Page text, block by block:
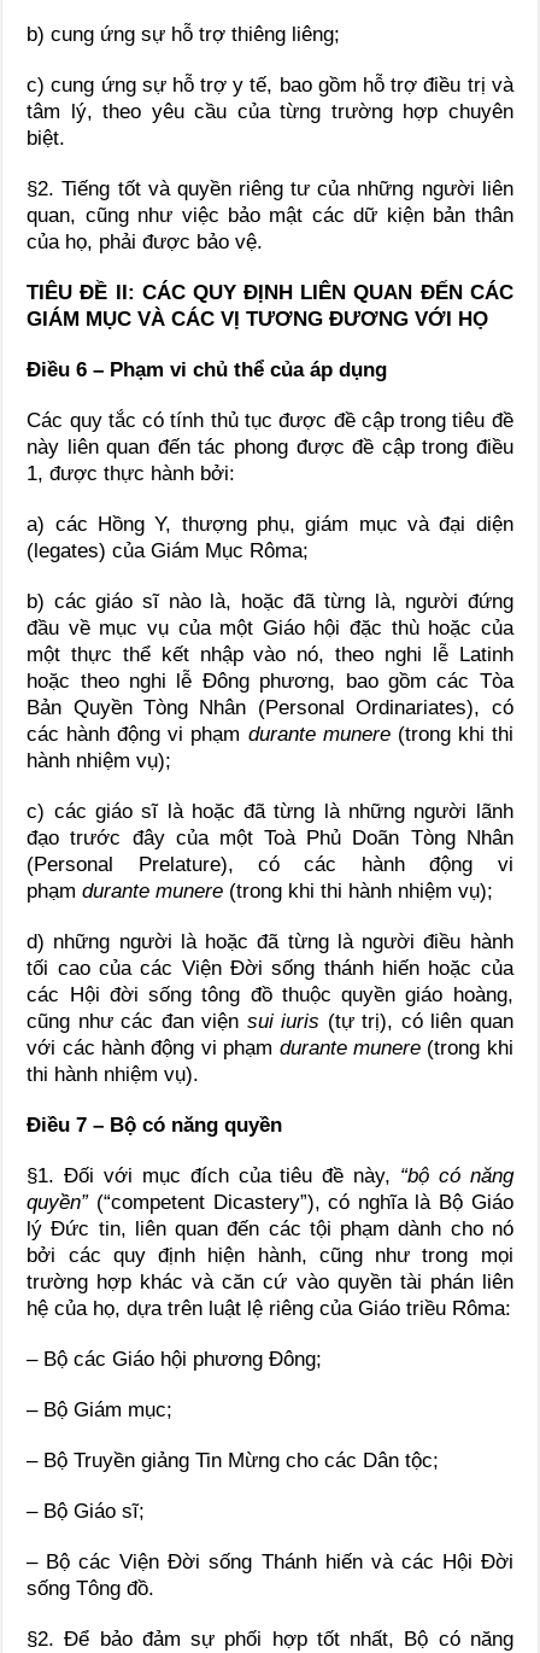
b) cung ứng sự hỗ trợ thiêng liêng;
c) cung ứng sự hỗ trợ y tế, bao gồm hỗ trợ điều trị và
tâm lý, theo yêu cầu của từng trường hợp chuyên
biệt.
§2. Tiếng tốt và quyền riêng tư của những người liên
quan, cũng như việc bảo mật các dữ kiện bản thân
của họ, phải được bảo vệ.
TIÊU ĐỀ II: CÁC QUY ĐỊNH LIÊN QUAN ĐẾN CÁC
GIÁM MỤC VÀ CÁC VỊ TƯƠNG ĐƯƠNG VỚI HỌ
Điều 6 – Phạm vi chủ thể của áp dụng
Các quy tắc có tính thủ tục được đề cập trong tiêu đề
này liên quan đến tác phong được đề cập trong điều
1, được thực hành bởi:
a) các Hồng Y, thượng phụ, giám mục và đại diện
(legates) của Giám Mục Rôma;
b) các giáo sĩ nào là, hoặc đã từng là, người đứng
đầu về mục vụ của một Giáo hội đặc thù hoặc của
một thực thể kết nhập vào nó, theo nghi lễ Latinh
hoặc theo nghi lễ Đông phương, bao gồm các Tòa
Bản Quyền Tòng Nhân (Personal Ordinariates), có
các hành động vi phạm durante munere (trong khi thi
hành nhiệm vụ);
c) các giáo sĩ là hoặc đã từng là những người lãnh
đạo trước đây của một Toà Phủ Doãn Tòng Nhân
(Personal Prelature), có các hành động vi
phạmdurante munere (trong khi thi hành nhiệm vụ);
d) những người là hoặc đã từng là người điều hành
tối cao của các Viện Đời sống thánh hiến hoặc của
các Hội đời sống tông đồ thuộc quyền giáo hoàng,
cũng như các đan viện sui iuris (tự trị), có liên quan
với các hành động vi phạm durante munere (trong khi
thi hành nhiệm vụ).
Điều 7 – Bộ có năng quyền
§1. Đối với mục đích của tiêu đề này, “bộ có năng
quyền” (“competent Dicastery”), có nghĩa là Bộ Giáo
lý Đức tin, liên quan đến các tội phạm dành cho nó
bởi các quy định hiện hành, cũng như trong mọi
trường hợp khác và căn cứ vào quyền tài phán liên
hệ của họ, dựa trên luật lệ riêng của Giáo triều Rôma:
– Bộ các Giáo hội phương Đông;
– Bộ Giám mục;
– Bộ Truyền giảng Tin Mừng cho các Dân tộc;
– Bộ Giáo sĩ;
– Bộ các Viện Đời sống Thánh hiến và các Hội Đời
sống Tông đồ.
§2. Để bảo đảm sự phối hợp tốt nhất, Bộ có năng